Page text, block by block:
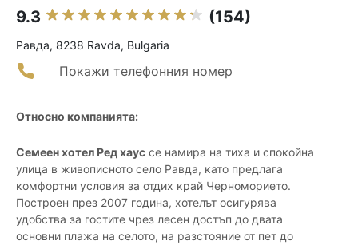
9.3 (154)
Равда, 8238 Ravda, Bulgaria
Покажи телефонния номер
Относно компанията:
Семеен хотел Ред хаус се намира на тиха и спокойна
улица в живописното село Равда, като предлага
комфортни условия за отдих край Черноморието.
Построен през 2007 година, хотелът осигурява
удобства за гостите чрез лесен достъп до двата
основни плажа на селото, на разстояние от пет до